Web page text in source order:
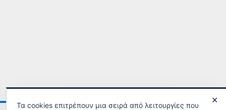
✕
Τα cookies επιτρέπουν μια σειρά από λειτουργίες που